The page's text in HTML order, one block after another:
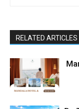
RELATED ARTICLES